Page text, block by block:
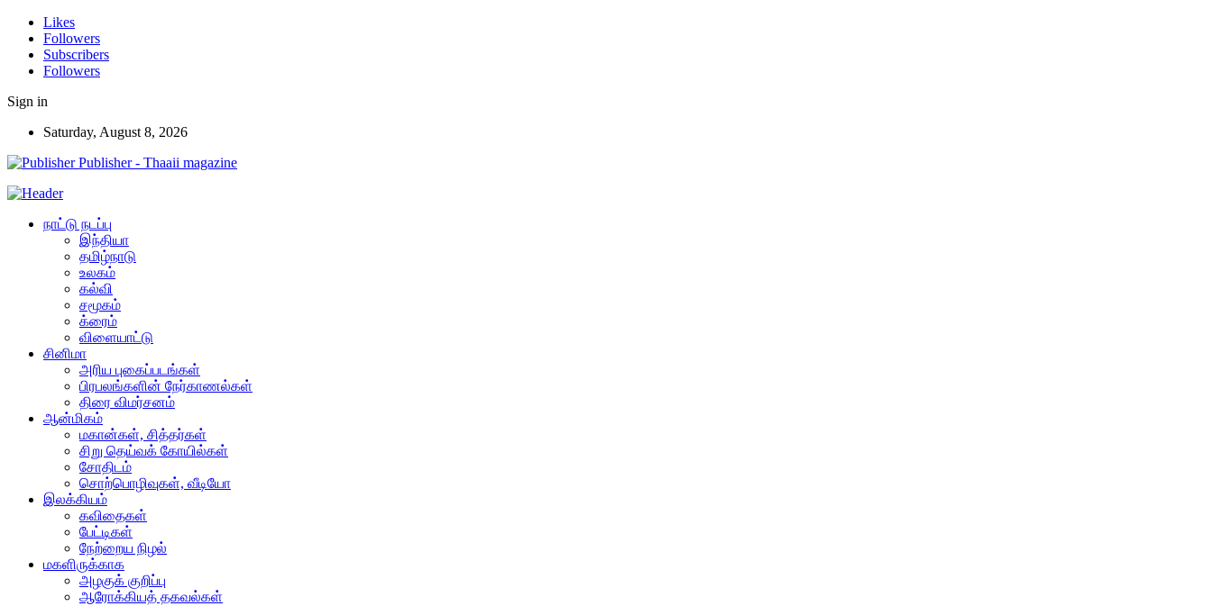
Likes
Followers
Subscribers
Followers
Sign in
Saturday, August 8, 2026
Publisher - Thaaii magazine
நாட்டு நடப்பு
இந்தியா
தமிழ்நாடு
உலகம்
கல்வி
சமூகம்
க்ரைம்
விளையாட்டு
சினிமா
அரிய புகைப்படங்கள்
பிரபலங்களின் நேர்காணல்கள்
திரை விமர்சனம்
ஆன்மிகம்
மகான்கள், சித்தர்கள்
சிறு தெய்வக் கோயில்கள்
சோதிடம்
சொற்பொழிவுகள், வீடியோ
இலக்கியம்
கவிதைகள்
பேட்டிகள்
நேற்றைய நிழல்
மகளிருக்காக
அழகுக் குறிப்பு
ஆரோக்கியத் தகவல்கள்